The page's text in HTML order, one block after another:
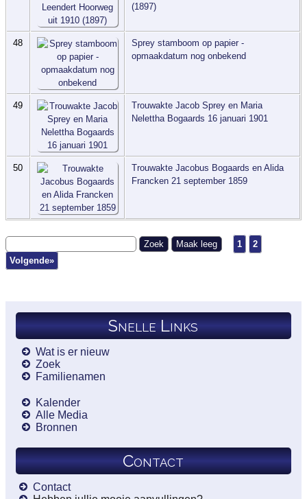
(1897)
48
Sprey stamboom op papier -
opmaakdatum nog onbekend
49
Trouwakte Jacob Sprey en Maria
Nelettha Bogaards 16 januari 1901
50
Trouwakte Jacobus Bogaards en Alida
Francken 21 september 1859
1
2
Volgende»
Snelle Links
Wat is er nieuw
Zoek
Familienamen
Kalender
Alle Media
Bronnen
Contact
Contact